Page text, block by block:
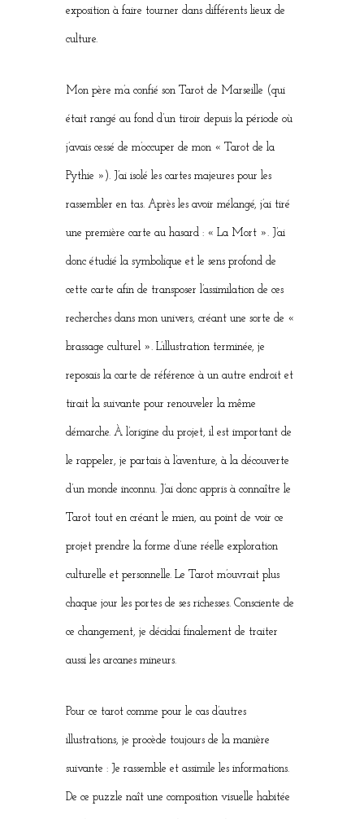
exposition à faire tourner dans différents lieux de
culture.
Mon père m’a confié son Tarot de Marseille (qui
était rangé au fond d’un tiroir depuis la période où
j’avais cessé de m’occuper de mon « Tarot de la
Pythie »). J’ai isolé les cartes majeures pour les
rassembler en tas. Après les avoir mélangé, j’ai tiré
une première carte au hasard : « La Mort ». J’ai
donc étudié la symbolique et le sens profond de
cette carte afin de transposer l’assimilation de ces
recherches dans mon univers, créant une sorte de «
brassage culturel ». L’illustration terminée, je
reposais la carte de référence à un autre endroit et
tirait la suivante pour renouveler la même
démarche. À l’origine du projet, il est important de
le rappeler, je partais à l’aventure, à la découverte
d’un monde inconnu. J’ai donc appris à connaître le
Tarot tout en créant le mien, au point de voir ce
projet prendre la forme d’une réelle exploration
culturelle et personnelle. Le Tarot m’ouvrait plus
chaque jour les portes de ses richesses. Consciente de
ce changement, je décidai finalement de traiter
aussi les arcanes mineurs.
Pour ce tarot comme pour le cas d’autres
illustrations, je procède toujours de la manière
suivante : Je rassemble et assimile les informations.
De ce puzzle naît une composition visuelle habitée